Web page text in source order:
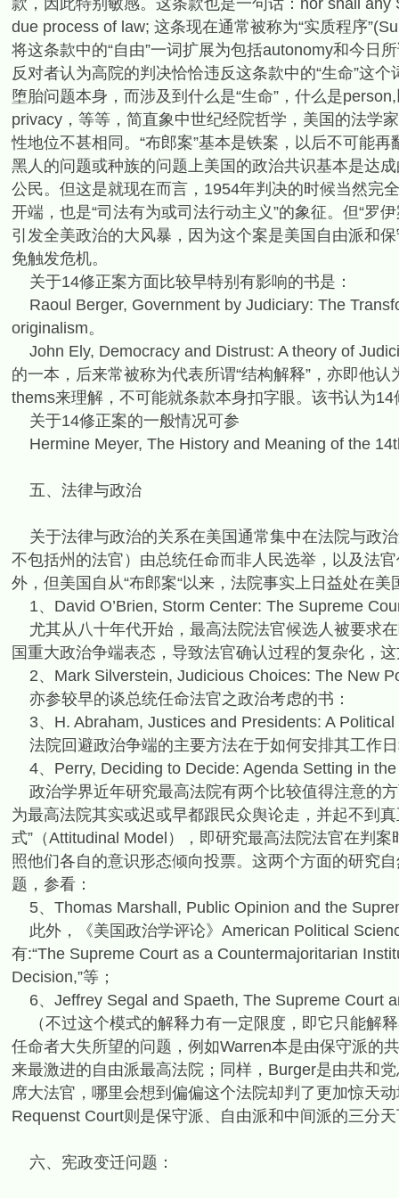
款，因此特别敏感。这条款也是一句话：nor shall
due process of law; 这条现在通常被称为“实质程序
将这条款中的“自由”一词扩展为包括autonomy和今日
反对者认为高院的判决恰恰违反这条款中的“生命”这
堕胎问题本身，而涉及到什么是“生命”，什么是
privacy，等等，简直象中世纪经院哲学，美国的法学
性地位不甚相同。“布郎案”基本是铁案，以后不可能
黑人的问题或种族的问题上美国的政治共识基本是达
公民。但这是就现在而言，1954年判决的时候当然完
开端，也是“司法有为或司法行动主义”的象征。但“罗
引发全美政治的大风暴，因为这个案是美国自由派和
免触发危机。
关于14修正案方面比较早特别有影响的书是：
Raoul Berger, Government by Judiciary: The
originalism。
John Ely, Democracy and Distrust: A theory of
的一本，后来常被称为代表所谓“结构解释”，亦即他
thems来理解，不可能就条款本身扣字眼。该书认为
关于14修正案的一般情况可参
Hermine Meyer, The History and Meaning of the
五、法律与政治
关于法律与政治的关系在美国通常集中在法院与政
不包括州的法官）由总统任命而非人民选举，以及法
外，但美国自从“布郎案“以来，法院事实上日益处在美
1、David O’Brien, Storm Center: The Supreme
尤其从八十年代开始，最高法院法官候选人被要求
国重大政治争端表态，导致法官确认过程的复杂化，
2、Mark Silverstein, Judicious Choices: The New
亦参较早的谈总统任命法官之政治考虑的书：
3、H. Abraham, Justices and Presidents: A
法院回避政治争端的主要方法在于如何安排其工作
4、Perry, Deciding to Decide: Agenda Setting in
政治学界近年研究最高法院有两个比较值得注意的
为最高法院其实或迟或早都跟民众舆论走，并起不到
式”（Attitudinal Model），即研究最高法院法官在判
照他们各自的意识形态倾向投票。这两个方面的研究
题，参看：
5、Thomas Marshall, Public Opinion and the
此外，《美国政治学评论》American Political
有:“The Supreme Court as a Countermajoritarian
Decision,”等；
6、Jeffrey Segal and Spaeth, The Supreme Court
（不过这个模式的解释力有一定限度，即它只能解
任命者大失所望的问题，例如Warren本是由保守派的
来最激进的自由派最高法院；同样，Burger是由共和
席大法官，哪里会想到偏偏这个法院却判了更加惊天
Requenst Court则是保守派、自由派和中间派的三分
六、宪政变迁问题：